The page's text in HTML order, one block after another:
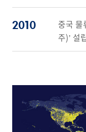
2010
중국 물
주)’ 설